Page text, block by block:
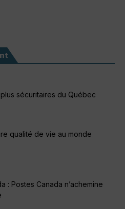
sécuritaires du Québec
qualité de vie au monde
: Postes Canada n’achemine